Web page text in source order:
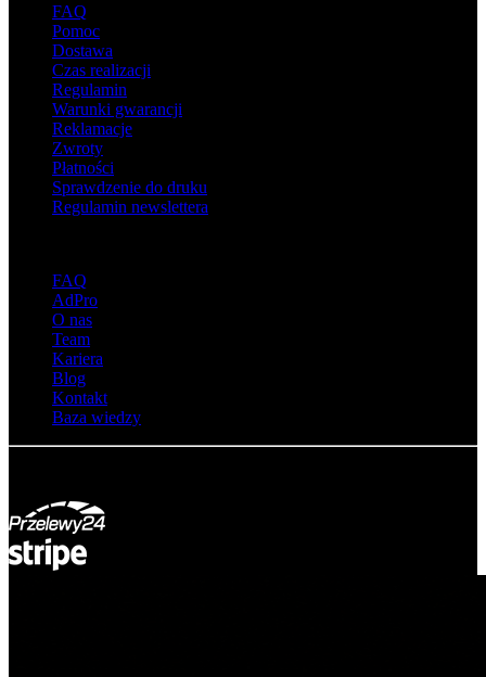
FAQ
Pomoc
Dostawa
Czas realizacji
Regulamin
Warunki gwarancji
Reklamacje
Zwroty
Płatności
Sprawdzenie do druku
Regulamin newslettera
FAQ
AdPro
O nas
Team
Kariera
Blog
Kontakt
Baza wiedzy